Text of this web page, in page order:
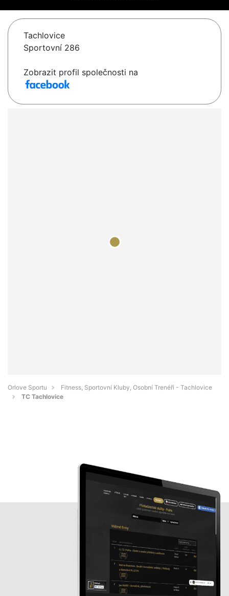
Tachlovice
Sportovní 286
Zobrazit profil společnosti na
Orlove Sportu
Fitness, Sportovní Kluby, Osobní Trenéři - Tachlovice
TC Tachlovice